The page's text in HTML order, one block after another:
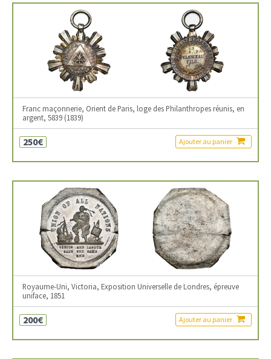
Franc maçonnerie, Orient de Paris, loge des Philanthropes réunis, en
argent, 5839 (1839)
250€ Ajouter au panier
Royaume-Uni, Victoria, Exposition Universelle de Londres, épreuve
uniface, 1851
200€ Ajouter au panier